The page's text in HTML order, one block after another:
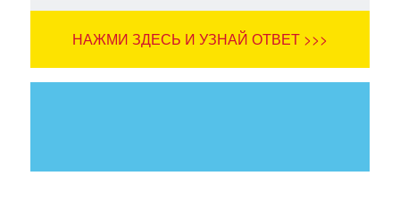
НАЖМИ ЗДЕСЬ И УЗНАЙ ОТВЕТ >>>